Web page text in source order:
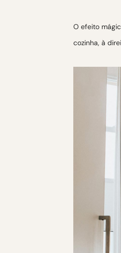
O efeito
cozinha, à